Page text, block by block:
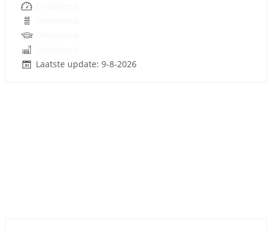
Laatste update: 9-8-2026